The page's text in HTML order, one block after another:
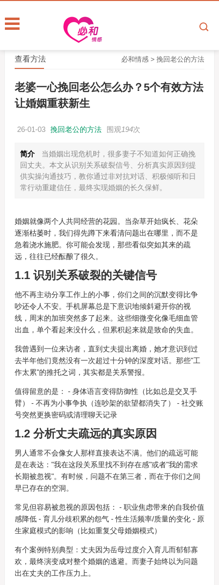
必和情感 >挽回老公的方法
查看方法
老婆一心挽回老公怎么办？5个有效方法
让婚姻重获新生
26-01-03 挽回老公的方法 围观 194次
简介
当婚姻出现危机时，很多妻子不知道如何正确挽
回丈夫。本文从识别关系破裂信号、分析真实原因到提
供实操沟通技巧，教你通过非对抗对话、积极倾听和日
常行动重建信任，最终实现婚姻的长久保鲜。
婚姻就像两个人共同经营的花园。当杂草开始疯长、花朵
逐渐枯萎时，我们得先蹲下来看清问题出在哪里，而不是
急着浇水施肥。你可能会发现，那些看似突如其来的疏
远，往往已经酝酿了很久。
1.1 识别关系破裂的关键信号
他不再主动分享工作上的小事，你们之间的沉默变得比争
吵还令人不安。手机屏幕总是下意识地倾斜避开你的视
线，周末的加班突然多了起来。这些细微变化像毛细血管
出血，单个看起来没什么，但累积起来就是致命的失血。
我曾遇到一位来访者，直到丈夫提出离婚，她才意识到过
去半年他们竟然没有一次超过十分钟的深度对话。那些"工
作太累"的推托之词，其实都是关系警报。
值得留意的是： - 身体语言变得防御性（比如总是交叉手
臂） - 不再为小事争执（连吵架的欲望都消失了） - 社交账
号突然更换密码或清理聊天记录
1.2 分析丈夫疏远的真实原因
男人通常不会像女人那样直接表达不满。他们的疏远可能
是在表达："我在这段关系里找不到存在感"或者"我的需求
长期被忽视"。有时候，问题不在第三者，而在于你们之间
早已存在的空洞。
常见但容易被忽视的原因包括： - 职业焦虑带来的自我价值
感降低 - 育儿分歧积累的怨气 - 性生活频率/质量的变化 - 原
生家庭模式的影响（比如重复父母婚姻模式）
有个案例特别典型：丈夫因为岳母过度介入育儿而郁郁寡
欢，最终演变成对整个婚姻的逃避。而妻子始终以为问题
出在丈夫的工作压力上。